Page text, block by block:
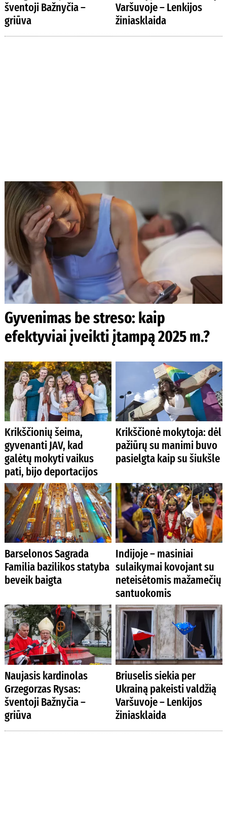
šventoji Bažnyčia –
griūva
Varšuvoje – Lenkijos
žiniasklaida
Gyvenimas be streso: kaip
efektyviai įveikti įtampą 2025 m.?
Krikščionių šeima,
gyvenanti JAV, kad
galėtų mokyti vaikus
pati, bijo deportacijos
Krikščionė mokytoja: dėl
pažiūrų su manimi buvo
pasielgta kaip su šiukšle
Barselonos Sagrada
Familia bazilikos statyba
beveik baigta
Indijoje – masiniai
sulaikymai kovojant su
neteisėtomis mažamečių
santuokomis
Naujasis kardinolas
Grzegorzas Rysas:
šventoji Bažnyčia –
griūva
Briuselis siekia per
Ukrainą pakeisti valdžią
Varšuvoje – Lenkijos
žiniasklaida